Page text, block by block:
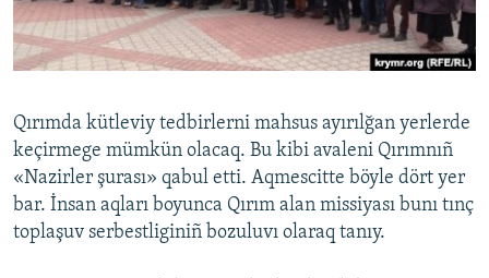
Русский
Українською
QOŞULIÑIZ!
RFE/RS bütün saytları
Qırımda kütleviy tedbirlerni mahsus ayırılğan yerlerde
keçirmege mümkün olacaq. Bu kibi avaleni Qırımnıñ
«Nazirler şurası» qabul etti. Aqmescitte böyle dört yer
bar. İnsan aqları boyunca Qırım alan missiyası bunı tınç
toplaşuv serbestliginiñ bozuluvı olaraq tanıy.